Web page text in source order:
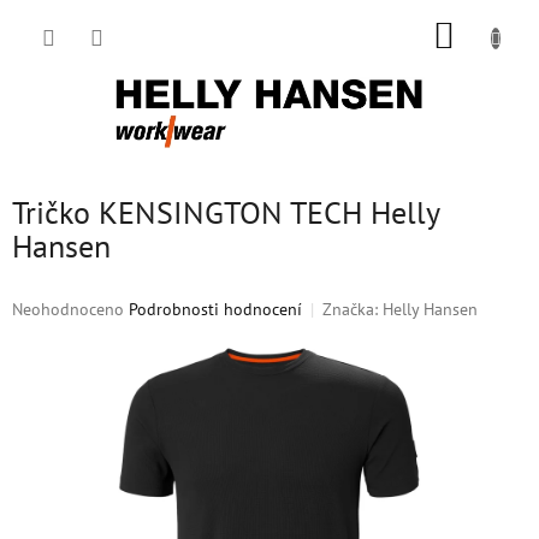
Tričko KENSINGTON TECH Helly
Hansen
Průměrné
Neohodnoceno Podrobnosti hodnocení Značka: Helly Hansen